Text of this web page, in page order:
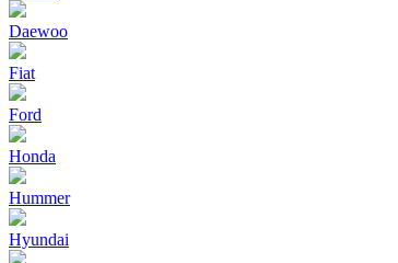
Daewoo
Fiat
Ford
Honda
Hummer
Hyundai